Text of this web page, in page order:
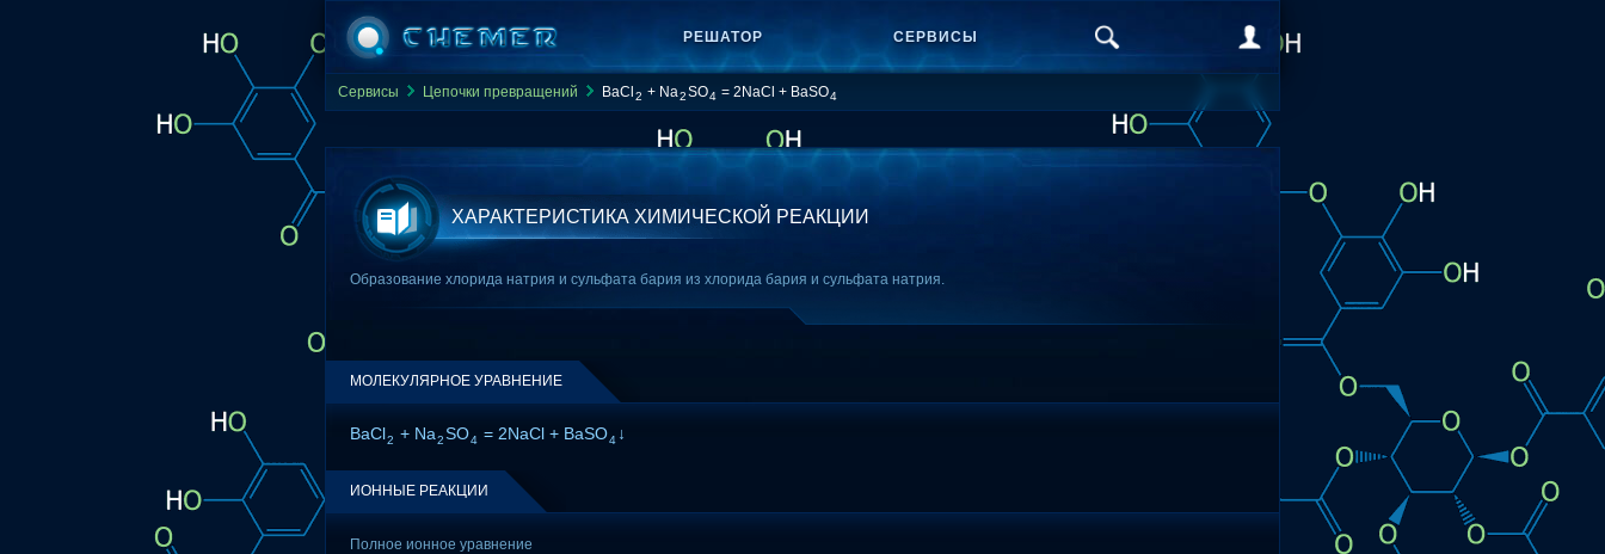
РЕШАТОР СЕРВИСЫ
Сервисы Цепочки превращений BaCl 2 + Na2SO4 = 2NaCl + BaSO4
ХАРАКТЕРИСТИКА ХИМИЧЕСКОЙ РЕАКЦИИ
Образование хлорида натрия и сульфата бария из хлорида бария и сульфата натрия.
МОЛЕКУЛЯРНОЕ УРАВНЕНИЕ
BaCl2 + Na2SO4 = 2NaCl + BaSO4 ↓
ИОННЫЕ РЕАКЦИИ
Полное ионное уравнение